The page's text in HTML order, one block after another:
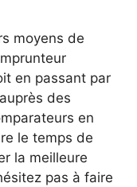
moyens de
en passant par
des
en
le temps de
la meilleure
pas à faire